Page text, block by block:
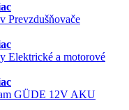
Prevzdušňovače
Elektrické a motorové
GÜDE 12V AKU